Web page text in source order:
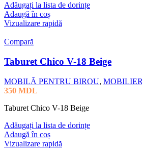
Adăugați la lista de dorințe
Adaugă în coș
Vizualizare rapidă
Compară
Taburet Chico V-18 Beige
MOBILĂ PENTRU BIROU,
350 MDL
Taburet Chico V-18 Beige
Adăugați la lista de dorințe
Adaugă în coș
Vizualizare rapidă